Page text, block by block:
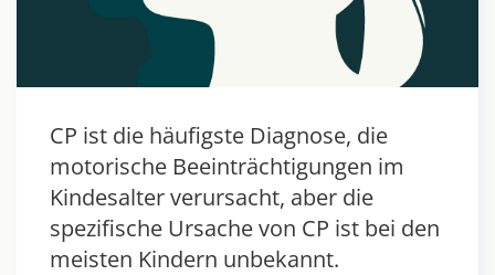
CP ist die häufigste Diagnose, die
motorische Beeinträchtigungen im
Kindesalter verursacht, aber die
spezifische Ursache von CP ist bei den
meisten Kindern unbekannt.